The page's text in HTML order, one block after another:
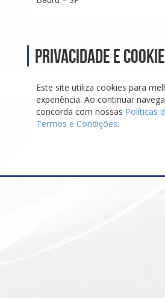
Privacidade e
Este site utiliza cookies para
experiência. Ao continuar
concorda com nossas Políticas
Termos e Condições.